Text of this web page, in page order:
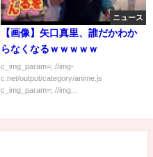
ニュース
【画像】矢口真里、誰だかわか
らなくなるｗｗｗｗｗ
c_img_param=; //img-
c.net/output/category/anime.js
c_img_param=; //img...